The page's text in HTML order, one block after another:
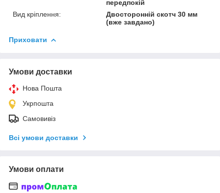
передпокій
Вид кріплення:
Двосторонній скотч 30 мм
(вже завдано)
Приховати
Умови доставки
Нова Пошта
Укрпошта
Самовивіз
Всі умови доставки
Умови оплати